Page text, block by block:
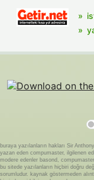
buraya yazılanların hakları Sir
yazan eden compumaster, ilgilenen
modere edenler basond,
bu sitede yazılanların hiçbiri doğru
sorumludur. kaynak göstermeden